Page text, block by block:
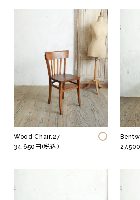
Wood Chair.27
34,650円(税込)